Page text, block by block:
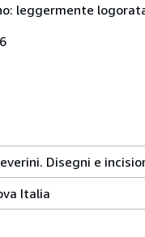
leggermente
Disegni e
Italia